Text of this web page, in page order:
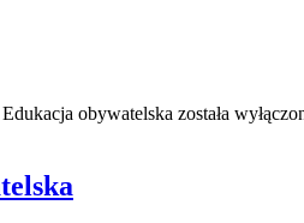
Edukacja obywatelska została